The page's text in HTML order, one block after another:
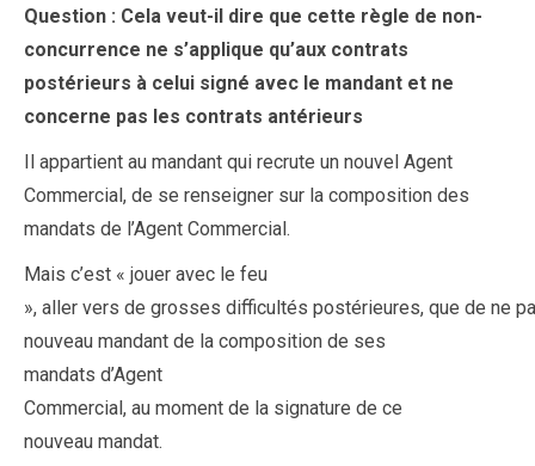
Question : Cela veut-il dire que cette règle de non-
concurrence ne s’applique qu’aux contrats
postérieurs à celui signé avec le mandant et ne
concerne pas les contrats antérieurs
Il appartient au mandant qui recrute un nouvel Agent
Commercial, de se renseigner sur la composition des
mandats de l’Agent Commercial.
Mais c’est « jouer avec le feu
», aller vers de grosses difficultés postérieures, que de ne
nouveau mandant de la composition de ses
mandats d’Agent
Commercial, au moment de la signature de ce
nouveau mandat.